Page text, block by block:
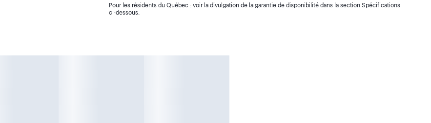
Pour les résidents du Québec : voir la divulgation de la garantie de disponibilité dans la section Spécifications
ci-dessous.